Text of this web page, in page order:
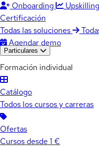
Onboarding
Upskilling
Certificación
Todas las soluciones
Agendar demo
Particulares
Formación individual
Catálogo
Todos los cursos y carreras
Ofertas
Cursos desde 1 €